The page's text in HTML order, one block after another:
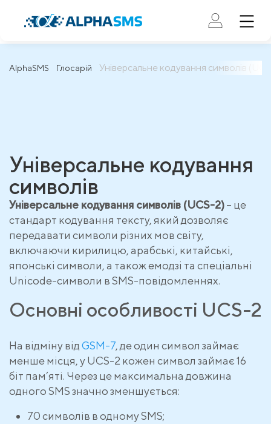
AlphaSMS Глосарій Універсальне кодування символів
Універсальне кодування
символів
Універсальне кодування символів (UCS-2)– це
стандарт кодування тексту, який дозволяє
передавати символи різних мов світу,
включаючи кирилицю, арабські, китайські,
японські символи, а також емодзі та спеціальні
Unicode-символи в SMS-повідомленнях.
Основні особливості UCS-2
На відміну відGSM-7, де один символ займає
менше місця, у UCS-2 кожен символ займає 16
біт пам’яті. Через це максимальна довжина
одного SMS значно зменшується:
70 символів в одному SMS;